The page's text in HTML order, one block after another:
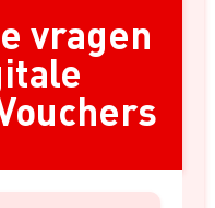
vragen